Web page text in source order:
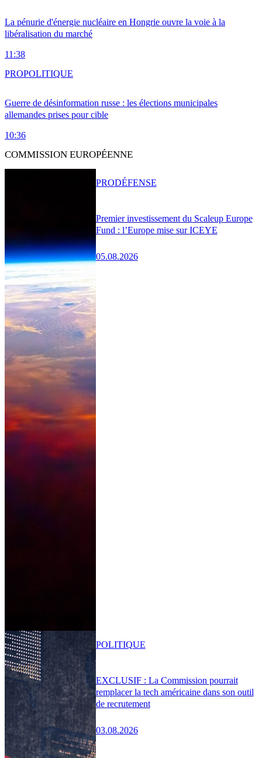
La pénurie d'énergie nucléaire en Hongrie ouvre la voie à la
libéralisation du marché
11:38
Guerre de désinformation russe : les élections municipales
allemandes prises pour cible
10:36
PROPOLITIQUE
COMMISSION EUROPÉENNE
Premier investissement du Scaleup Europe
Fund : l’Europe mise sur ICEYE
05.08.2026
PRODÉFENSE
EXCLUSIF : La Commission pourrait
remplacer la tech américaine dans son outil
de recrutement
03.08.2026
POLITIQUE